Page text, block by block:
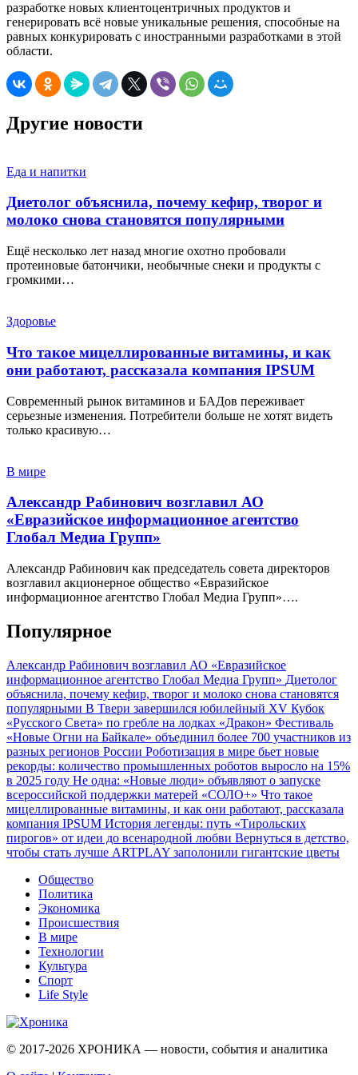
разработке новых клиентоцентричных продуктов и
генерировать всё новые уникальные решения, способные на
равных конкурировать с иностранными разработками в этой
области.
Другие новости
Еда и напитки
Диетолог объяснила, почему кефир, творог и
молоко снова становятся популярными
Ещё несколько лет назад многие охотно пробовали
протеиновые батончики, необычные снеки и продукты с
громкими…
Здоровье
Что такое мицеллированные витамины, и как
они работают, рассказала компания IPSUM
Современный рынок витаминов и БАДов переживает
серьезные изменения. Потребители больше не хотят видеть
только красивую…
В мире
Александр Рабинович возглавил АО
«Евразийское информационное агентство
Глобал Медиа Групп»
Александр Рабинович как председатель совета директоров
возглавил акционерное общество «Евразийское
информационное агентство Глобал Медиа Групп»….
Популярное
Александр Рабинович возглавил АО «Евразийское
информационное агентство Глобал Медиа Групп» Диетолог
объяснила, почему кефир, творог и молоко снова становятся
популярными В Твери завершился юбилейный XV Кубок
«Русского Света» по гребле на лодках «Дракон» Фестиваль
«Новые Огни на Байкале» объединил более 700 участников из
разных регионов России Роботизация в мире бьет новые
рекорды: количество промышленных роботов выросло на 15%
в 2025 году Не одна: «Новые люди» объявляют о запуске
всероссийской поддержки матерей «СОЛО+» Что такое
мицеллированные витамины, и как они работают, рассказала
компания IPSUM История легенды: путь «Тирольских
пирогов» от идеи до всенародной любви Вернуться в детство,
чтобы стать лучше ARTPLAY заполонили гигантские цветы
Общество
Политика
Экономика
Происшествия
В мире
Технологии
Культура
Спорт
Life Style
© 2017-2026 ХРОНИКА — новости, события и аналитика